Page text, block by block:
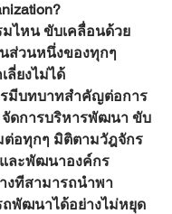
ไหน ขับเคลื่อนด้วย
ส่วนหนึ่งของทุกๆ
ลี่ยงไม่ได้
มีบทบาทสำคัญต่อการ
จัดการบริหารพัฒนา ขับ
ต่อทุกๆ มิติตามวัฎจักร
ละพัฒนาองค์กร
งทีสามารถนำพา
พัฒนาได้อย่างไม่หยุด